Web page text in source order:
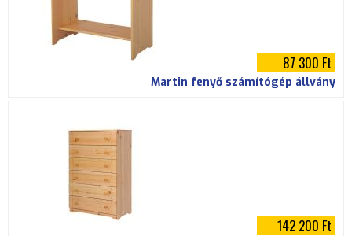
87 300 Ft
Martin fenyő számítógép állvány
142 200 Ft